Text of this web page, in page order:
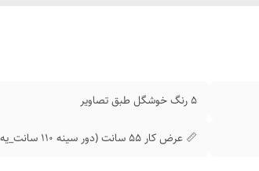
5 رنگ خوشگل طبق تصاویر
📏 عرض کار 55 سانت (دور سینه 110 سانت_یه مقدار کشسانی هم داره)_قد آستین (از بغل یقه) 45 سانت_قد کار 76 سانته